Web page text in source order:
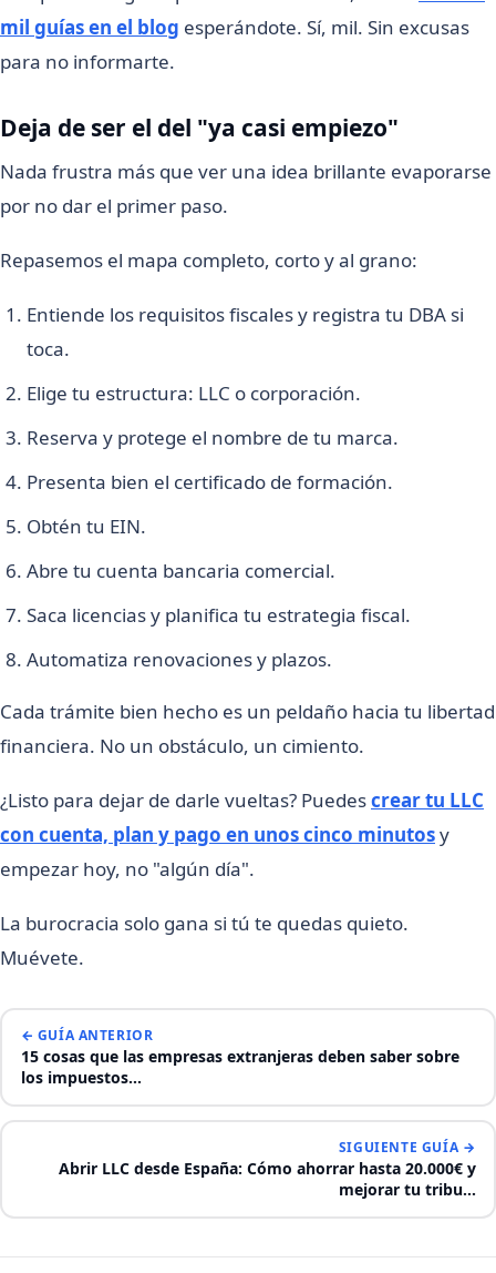
mil guías en el blog esperándote. Sí, mil. Sin excusas
para no informarte.
Deja de ser el del "ya casi empiezo"
Nada frustra más que ver una idea brillante evaporarse
por no dar el primer paso.
Repasemos el mapa completo, corto y al grano:
Entiende los requisitos fiscales y registra tu DBA si
toca.
Elige tu estructura: LLC o corporación.
Reserva y protege el nombre de tu marca.
Presenta bien el certificado de formación.
Obtén tu EIN.
Abre tu cuenta bancaria comercial.
Saca licencias y planifica tu estrategia fiscal.
Automatiza renovaciones y plazos.
Cada trámite bien hecho es un peldaño hacia tu libertad
financiera. No un obstáculo, un cimiento.
¿Listo para dejar de darle vueltas? Puedescrear tu LLC
con cuenta, plan y pago en unos cinco minutosy
empezar hoy, no "algún día".
La burocracia solo gana si tú te quedas quieto.
Muévete.
← GUÍA ANTERIOR
15 cosas que las empresas extranjeras deben saber sobre
los impuestos…
SIGUIENTE GUÍA →
Abrir LLC desde España: Cómo ahorrar hasta 20.000€ y
mejorar tu tribu…